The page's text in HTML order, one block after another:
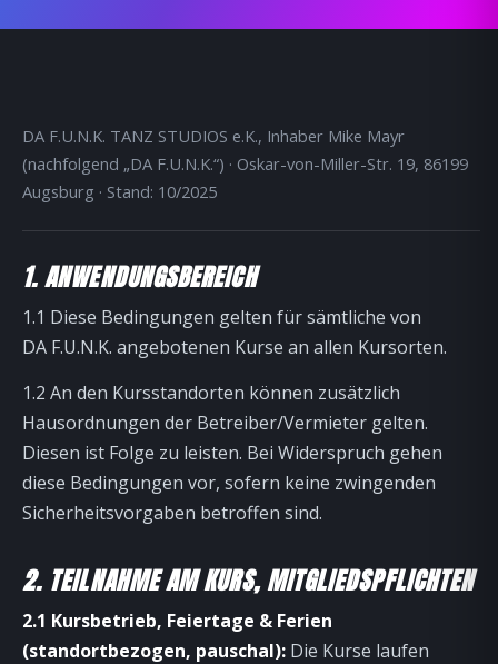
DA F.U.N.K. TANZ STUDIOS e.K., Inhaber Mike Mayr
(nachfolgend „DA F.U.N.K.“) · Oskar-von-Miller-Str. 19, 86199
Augsburg · Stand: 10/2025
1. ANWENDUNGSBEREICH
1.1 Diese Bedingungen gelten für sämtliche von
DA F.U.N.K. angebotenen Kurse an allen Kursorten.
1.2 An den Kursstandorten können zusätzlich
Hausordnungen der Betreiber/Vermieter gelten.
Diesen ist Folge zu leisten. Bei Widerspruch gehen
diese Bedingungen vor, sofern keine zwingenden
Sicherheitsvorgaben betroffen sind.
2. TEILNAHME AM KURS, MITGLIEDSPFLICHTEN
2.1 Kursbetrieb, Feiertage & Ferien
(standortbezogen, pauschal): Die Kurse laufen